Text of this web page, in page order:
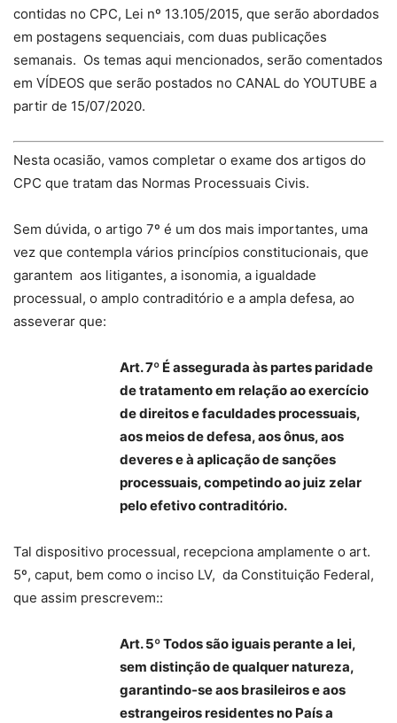
contidas no CPC, Lei nº 13.105/2015, que serão abordados
em postagens sequenciais, com duas publicações
semanais. Os temas aqui mencionados, serão comentados
em VÍDEOS que serão postados no CANAL do YOUTUBE a
partir de 15/07/2020.
Nesta ocasião, vamos completar o exame dos artigos do
CPC que tratam das Normas Processuais Civis.
Sem dúvida, o artigo 7º é um dos mais importantes, uma
vez que contempla vários princípios constitucionais, que
garantem aos litigantes, a isonomia, a igualdade
processual, o amplo contraditório e a ampla defesa, ao
asseverar que:
Art. 7º É assegurada às partes paridade
de tratamento em relação ao exercício
de direitos e faculdades processuais,
aos meios de defesa, aos ônus, aos
deveres e à aplicação de sanções
processuais, competindo ao juiz zelar
pelo efetivo contraditório.
Tal dispositivo processual, recepciona amplamente o art.
5º, caput, bem como o inciso LV, da Constituição Federal,
que assim prescrevem::
Art. 5º Todos são iguais perante a lei,
sem distinção de qualquer natureza,
garantindo-se aos brasileiros e aos
estrangeiros residentes no País a